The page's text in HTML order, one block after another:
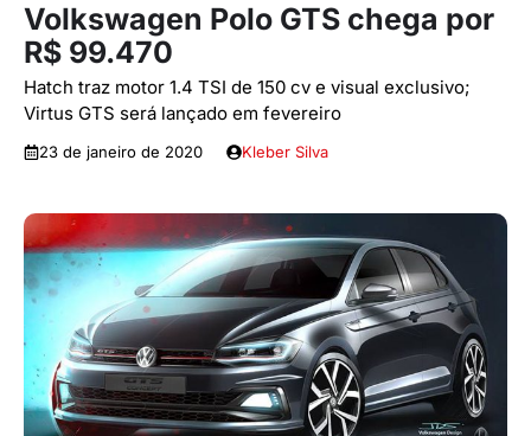
Volkswagen Polo GTS chega por
R$ 99.470
Hatch traz motor 1.4 TSI de 150 cv e visual exclusivo;
Virtus GTS será lançado em fevereiro
23 de janeiro de 2020 Kleber Silva